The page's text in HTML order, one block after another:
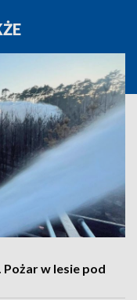
w lesie pod